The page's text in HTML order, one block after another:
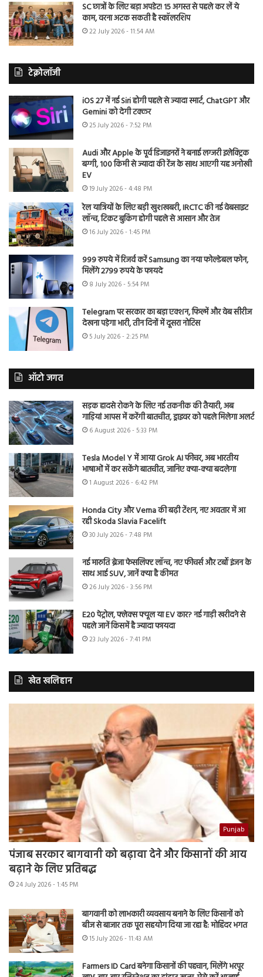
SC छात्रों के लिए बड़ा अपडेट! 15 अगस्त से पहले कर लें ये
काम, वरना अटक सकती है स्कॉलरशिप
22 July 2026 - 11:54 AM
टेक्नोलॉजी
iOS 27 में नई Siri होगी पहले से ज्यादा स्मार्ट, ChatGPT और
Gemini को देगी टक्कर
25 July 2026 - 7:52 PM
Audi और Apple के पूर्व डिजाइनरों ने बनाई लग्जरी इलेक्ट्रिक
बग्गी, 100 किमी से ज्यादा की रेंज के साथ आएगी यह अनोखी
EV
19 July 2026 - 4:48 PM
रेल यात्रियों के लिए बड़ी खुशखबरी, IRCTC की नई वेबसाइट
लॉन्च, टिकट बुकिंग होगी पहले से आसान और तेज
16 July 2026 - 1:45 PM
999 रुपये में रिजर्व करें Samsung का नया फोल्डेबल फोन,
मिलेंगे 2799 रुपये के फायदे
8 July 2026 - 5:54 PM
Telegram पर सरकार का बड़ा एक्शन, फिल्में और वेब सीरीज
देखना पड़ेगा भारी, तीन दिनों में दूसरा नोटिस
5 July 2026 - 2:25 PM
ऑटो जगत
सड़क हादसे रोकने के लिए नई तकनीक की तैयारी, अब
गाड़ियां आपस में करेंगी बातचीत, ड्राइवर को पहले मिलेगा अलर्ट
6 August 2026 - 5:33 PM
Tesla Model Y में आया Grok AI फीचर, अब भारतीय
भाषाओं में कर सकेंगे बातचीत, जानिए क्या-क्या बदलेगा
1 August 2026 - 6:42 PM
Honda City और Verna की बढ़ी टेंशन, नए अवतार में आ
रही Skoda Slavia Facelift
30 July 2026 - 7:48 PM
नई मारुति ब्रेजा फेसलिफ्ट लॉन्च, नए फीचर्स और टर्बो इंजन के
साथ आई SUV, जानें क्या है कीमत
26 July 2026 - 3:56 PM
E20 पेट्रोल, फ्लेक्स फ्यूल या EV कार? नई गाड़ी खरीदने से
पहले जानें किसमें है ज्यादा फायदा
23 July 2026 - 7:41 PM
खेत खलिहान
Punjab
पंजाब सरकार बागवानी को बढ़ावा देने और किसानों की आय
बढ़ाने के लिए प्रतिबद्ध
24 July 2026 - 1:45 PM
बागवानी को लाभकारी व्यवसाय बनाने के लिए किसानों को
बीज से बाजार तक पूरा सहयोग दिया जा रहा है: मोहिंदर भगत
15 July 2026 - 11:43 AM
Farmers ID Card बनेगा किसानों की पहचान, मिलेंगे भरपूर